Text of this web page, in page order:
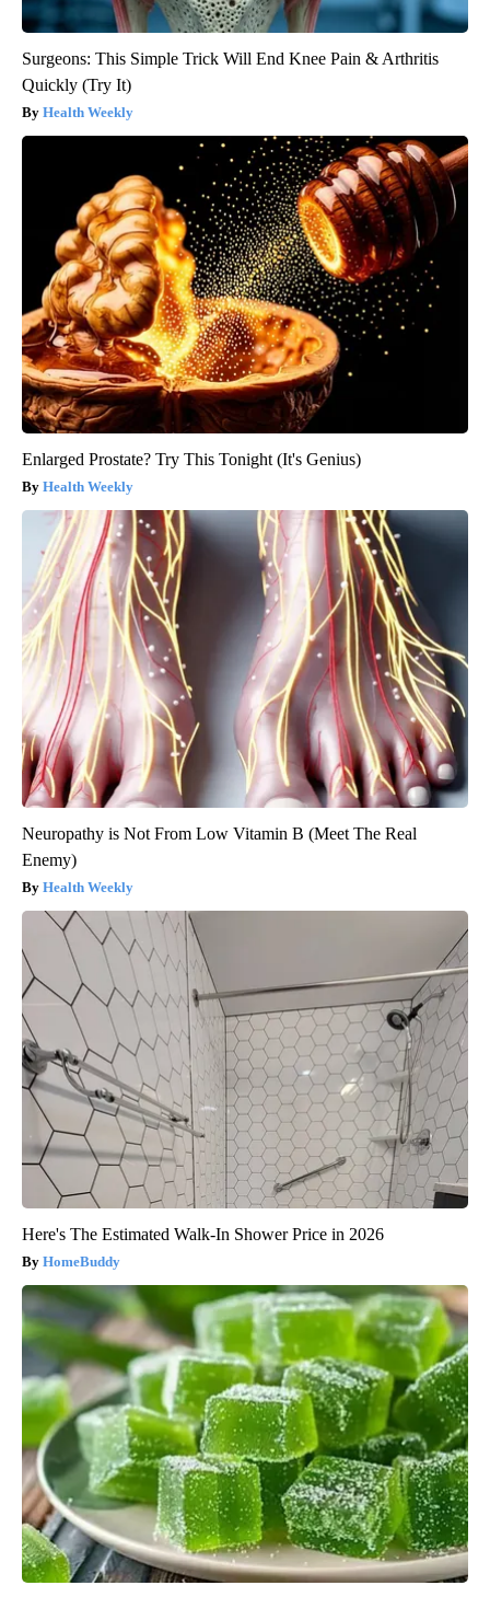
Surgeons: This Simple Trick Will End Knee Pain & Arthritis
Quickly (Try It)
Health Weekly
Enlarged Prostate? Try This Tonight (It's Genius)
Health Weekly
Neuropathy is Not From Low Vitamin B (Meet The Real
Enemy)
Health Weekly
Here's The Estimated Walk-In Shower Price in 2026
HomeBuddy